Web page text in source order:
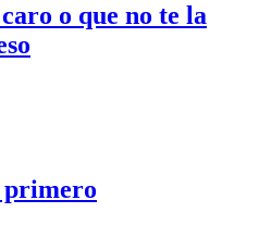
o que no te la